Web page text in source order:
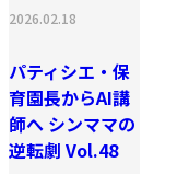
2026.02.18
パティシエ・保
育園長からAI講
師へ シンママの
逆転劇 Vol.48